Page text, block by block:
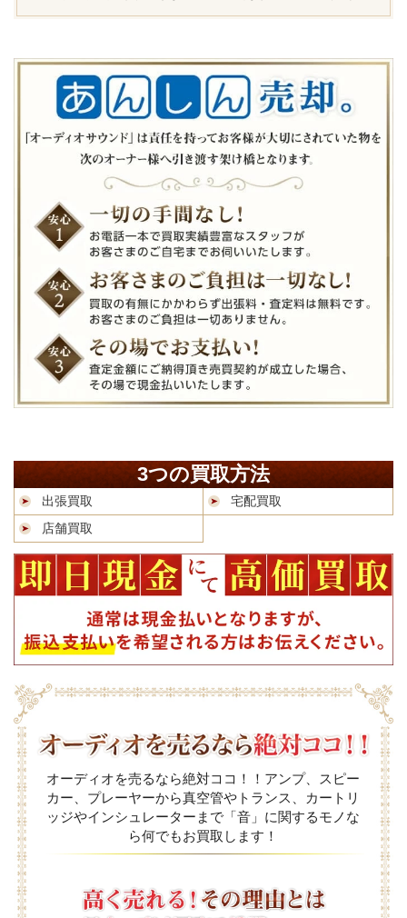
3つの買取方法
出張買取
宅配買取
店舗買取
オーディオを売るなら絶対ココ！！アンプ、スピー
カー、プレーヤーから真空管やトランス、カートリ
ッジやインシュレーターまで「音」に関するモノな
ら何でもお買取します！